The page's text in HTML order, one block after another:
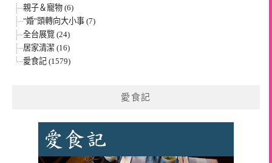
親子＆寵物 (6)
"婚"頭轉向大小事 (7)
全台展覽 (24)
居家清潔 (16)
愛食記 (1579)
愛食記